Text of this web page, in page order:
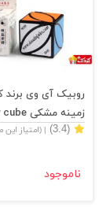
روبیک آی وی برند
زمینه مشکی QiYi Ivy cube
(3.4)
| (امتیاز
ناموجود